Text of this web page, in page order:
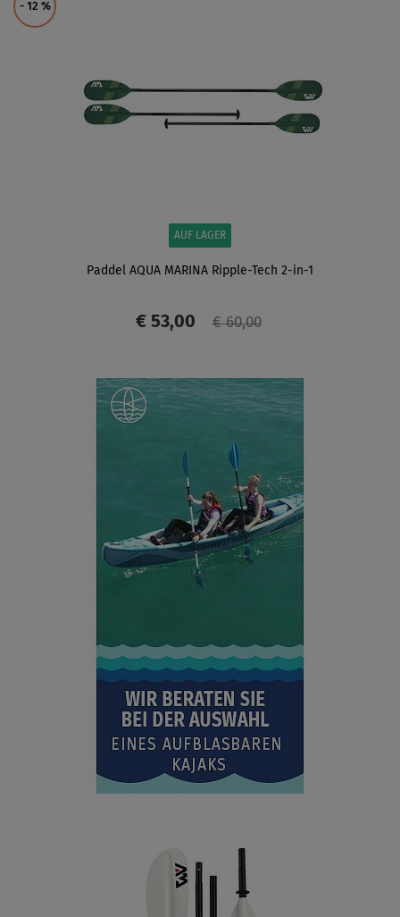
- 12 %
AUF LAGER
Paddel AQUA MARINA Ripple-Tech 2-in-1
€ 53,00 € 60,00
ANZEIGEN